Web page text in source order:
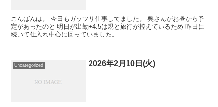
こんばんは。 今日もガッツリ仕事してました。 奥さんがお昼から予
定があったのと 明日が出勤+4.5は親と旅行が控えているため 昨日に
続いて仕入れ中心に回っていました。 ...
Uncategorized 2026年2月10日(火)